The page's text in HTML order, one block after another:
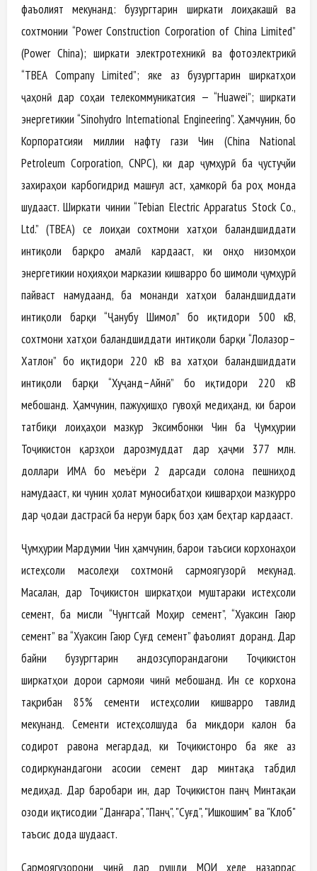
фаъолият мекунанд: бузургтарин ширкати лоиҳакашӣ ва
сохтмонии “Power Construction Corporation of China Limited”
(Power China); ширкати электротехникӣ ва фотоэлектрикӣ
“TBEA Company Limited”; яке аз бузургтарин ширкатҳои
ҷаҳонӣ дар соҳаи телекоммуникатсия — “Huawei”; ширкати
энергетикии “Sinohydro International Engineering”. Ҳамчунин, бо
Корпоратсияи миллии нафту гази Чин (China National
Petroleum Corporation, CNPC), ки дар ҷумҳурӣ ба ҷустуҷӯйи
захираҳои карбогидрид машғул аст, ҳамкорӣ ба роҳ монда
шудааст. Ширкати чинии “Tebian Electric Apparatus Stock Co.,
Ltd.” (TBEA) се лоиҳаи сохтмони хатҳои баландшиддати
интиқоли барқро амалӣ кардааст, ки онҳо низомҳои
энергетикии ноҳияҳои марказии кишварро бо шимоли ҷумҳурӣ
пайваст намудаанд, ба монанди хатҳои баландшиддати
интиқоли барқи “Ҷанубу Шимол” бо иқтидори 500 кВ,
сохтмони хатҳои баландшиддати интиқоли барқи “Лолазор–
Хатлон” бо иқтидори 220 кВ ва хатҳои баландшиддати
интиқоли барқи “Хуҷанд–Айнӣ” бо иқтидори 220 кВ
мебошанд. Ҳамчунин, пажуҳишҳо гувоҳӣ медиҳанд, ки барои
татбиқи лоиҳаҳои мазкур Эксимбонки Чин ба Ҷумҳурии
Тоҷикистон қарзҳои дарозмуддат дар ҳаҷми 377 млн.
доллари ИМА бо меъёри 2 дарсади солона пешниҳод
намудааст, ки чунин ҳолат муносибатҳои кишварҳои мазкурро
дар ҷодаи дастрасӣ ба неруи барқ боз ҳам беҳтар кардааст.
Ҷумҳурии Мардумии Чин ҳамчунин, барои таъсиси корхонаҳои
истеҳсоли масолеҳи сохтмонӣ сармоягузорӣ мекунад.
Масалан, дар Тоҷикистон ширкатҳои муштараки истеҳсоли
семент, ба мисли “Чунгтсай Моҳир семент”, “Хуаксин Гаюр
семент” ва “Хуаксин Гаюр Суғд семент” фаъолият доранд. Дар
байни бузургтарин андозсупорандагони Тоҷикистон
ширкатҳои дорои сармояи чинӣ мебошанд. Ин се корхона
тақрибан 85% сементи истеҳсолии кишварро тавлид
мекунанд. Сементи истеҳсолшуда ба миқдори калон ба
содирот равона мегардад, ки Тоҷикистонро ба яке аз
содиркунандагони асосии семент дар минтақа табдил
медиҳад. Дар баробари ин, дар Тоҷикистон панҷ Минтақаи
озоди иқтисодии "Данғара", "Панҷ", "Суғд", "Ишкошим" ва "Кӯлоб"
таъсис дода шудааст.
Сармоягузорони чинӣ дар рушди МОИ хеле назаррас